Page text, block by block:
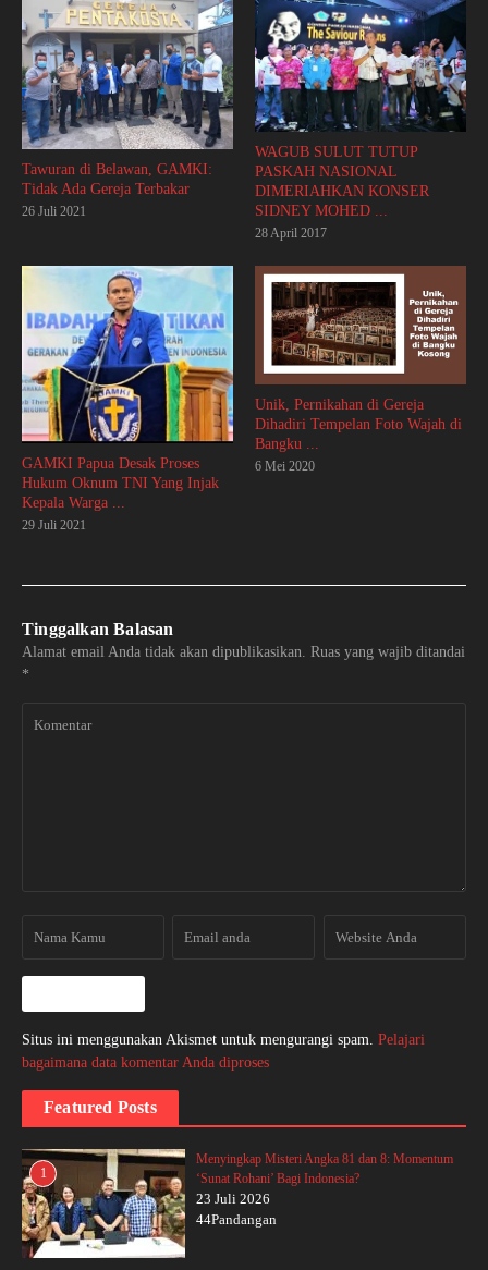
Tawuran di Belawan, GAMKI:
Tidak Ada Gereja Terbakar
26 Juli 2021
WAGUB SULUT TUTUP
PASKAH NASIONAL
DIMERIAHKAN KONSER
SIDNEY MOHED ...
28 April 2017
GAMKI Papua Desak Proses
Hukum Oknum TNI Yang Injak
Kepala Warga ...
29 Juli 2021
Unik, Pernikahan di Gereja
Dihadiri Tempelan Foto Wajah di
Bangku ...
6 Mei 2020
Tinggalkan Balasan
Alamat email Anda tidak akan dipublikasikan. Ruas yang wajib ditandai
*
Situs ini menggunakan Akismet untuk mengurangi spam. Pelajari
bagaimana data komentar Anda diproses
Featured Posts
1
Menyingkap Misteri Angka 81 dan 8: Momentum
‘Sunat Rohani’ Bagi Indonesia?
23 Juli 2026
44Pandangan